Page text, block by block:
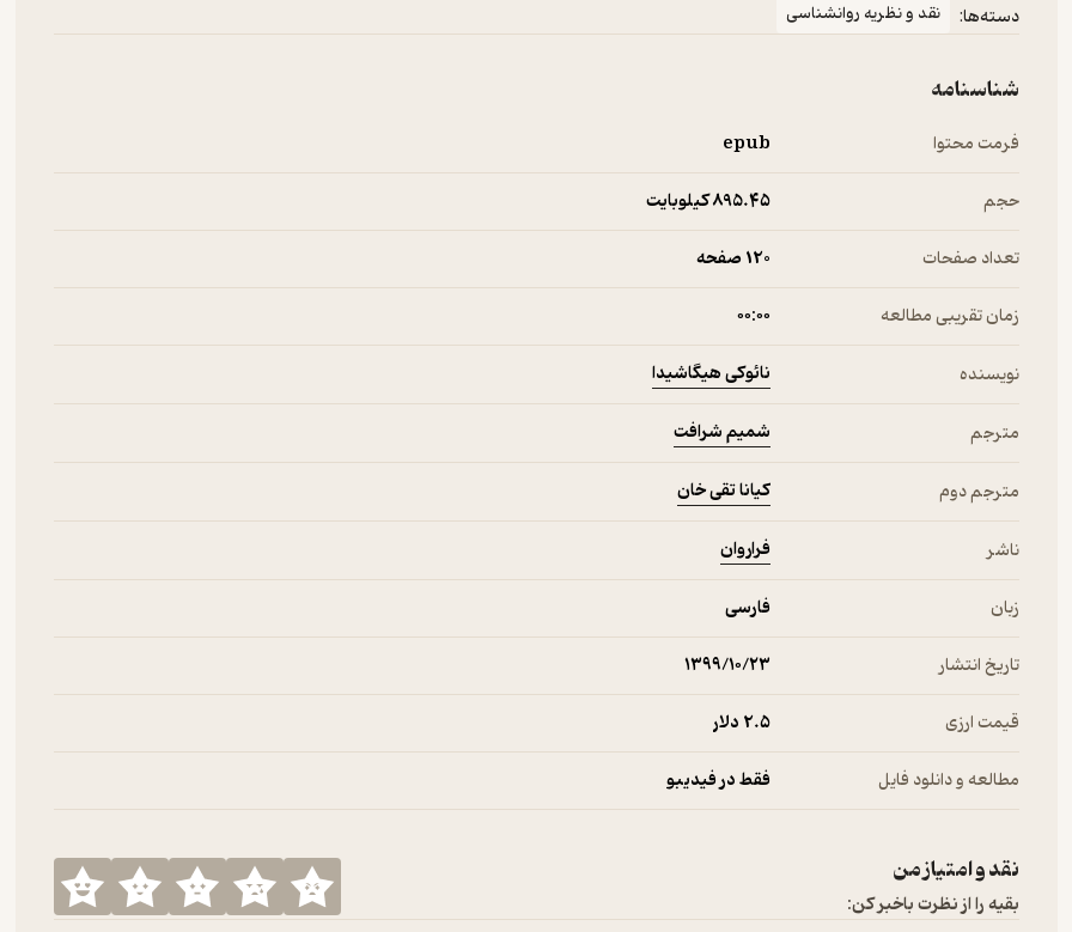
دسته‌ها: نقد و نظریه روانشناسی
شناسنامه
فرمت محتوا epub
حجم 895.۴۵ کیلوبایت
تعداد صفحات 120 صفحه
زمان تقریبی مطالعه ۰۰:۰۰
نویسنده نائوکی هیگاشیدا
مترجم شمیم شرافت
مترجم دوم کیانا تقی ­خان
ناشر فراروان
زبان فارسی
تاریخ انتشار ۱۳۹۹/۱۰/۲۳
قیمت ارزی 2.۵ دلار
مطالعه و دانلود فایل فقط در فیدیبو
نقد و امتیاز من
بقیه را از نظرت باخبر کن: